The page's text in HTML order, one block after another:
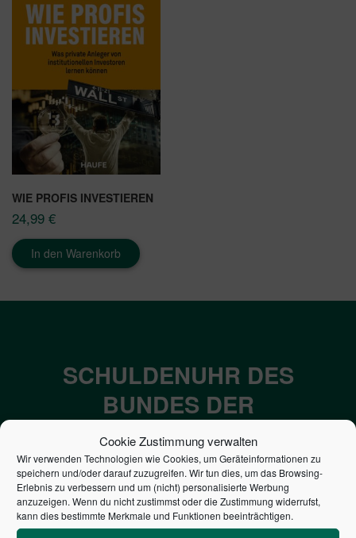
Cookie Zustimmung verwalten
Wir verwenden Technologien wie Cookies, um Geräteinformationen zu
speichern und/oder darauf zuzugreifen. Wir tun dies, um das Browsing-
Erlebnis zu verbessern und um (nicht) personalisierte Werbung
anzuzeigen. Wenn du nicht zustimmst oder die Zustimmung widerrufst,
kann dies bestimmte Merkmale und Funktionen beeinträchtigen.
WIE PROFIS INVESTIEREN
24,99 €
In den Warenkorb
SCHULDENUHR DES
BUNDES DER
STEUERZAHLER
7,052€
NEUVERSCHULDUNG
PRO SEKUNDE